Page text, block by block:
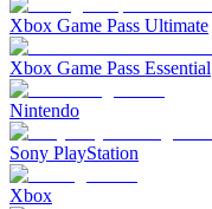
Xbox Game Pass Ultimate
Xbox Game Pass Essential
Nintendo
Sony PlayStation
Xbox